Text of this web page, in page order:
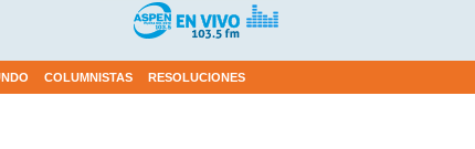
COLUMNISTAS RESOLUCIONES